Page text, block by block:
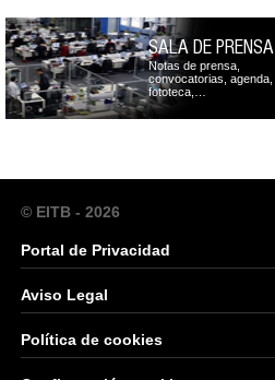
SALA DE PRENSA
Notas de prensa,
convocatorias, agenda,
fototeca,…
© EITB - 2026
Portal de Privacidad
Aviso Legal
Política de cookies